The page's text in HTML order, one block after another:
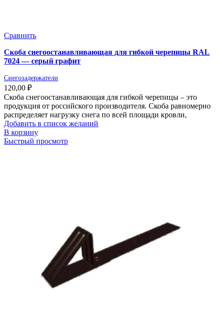
Сравнить
Скоба снегоостанавливающая для гибкой черепицы RAL
7024 — серый графит
Снегозадержатели
120,00 ₽
Скоба снегоостанавливающая для гибкой черепицы – это
продукция от российского производителя. Скоба равномерно
распределяет нагрузку снега по всей площади кровли,
Добавить в список желаний
В корзину
Быстрый просмотр